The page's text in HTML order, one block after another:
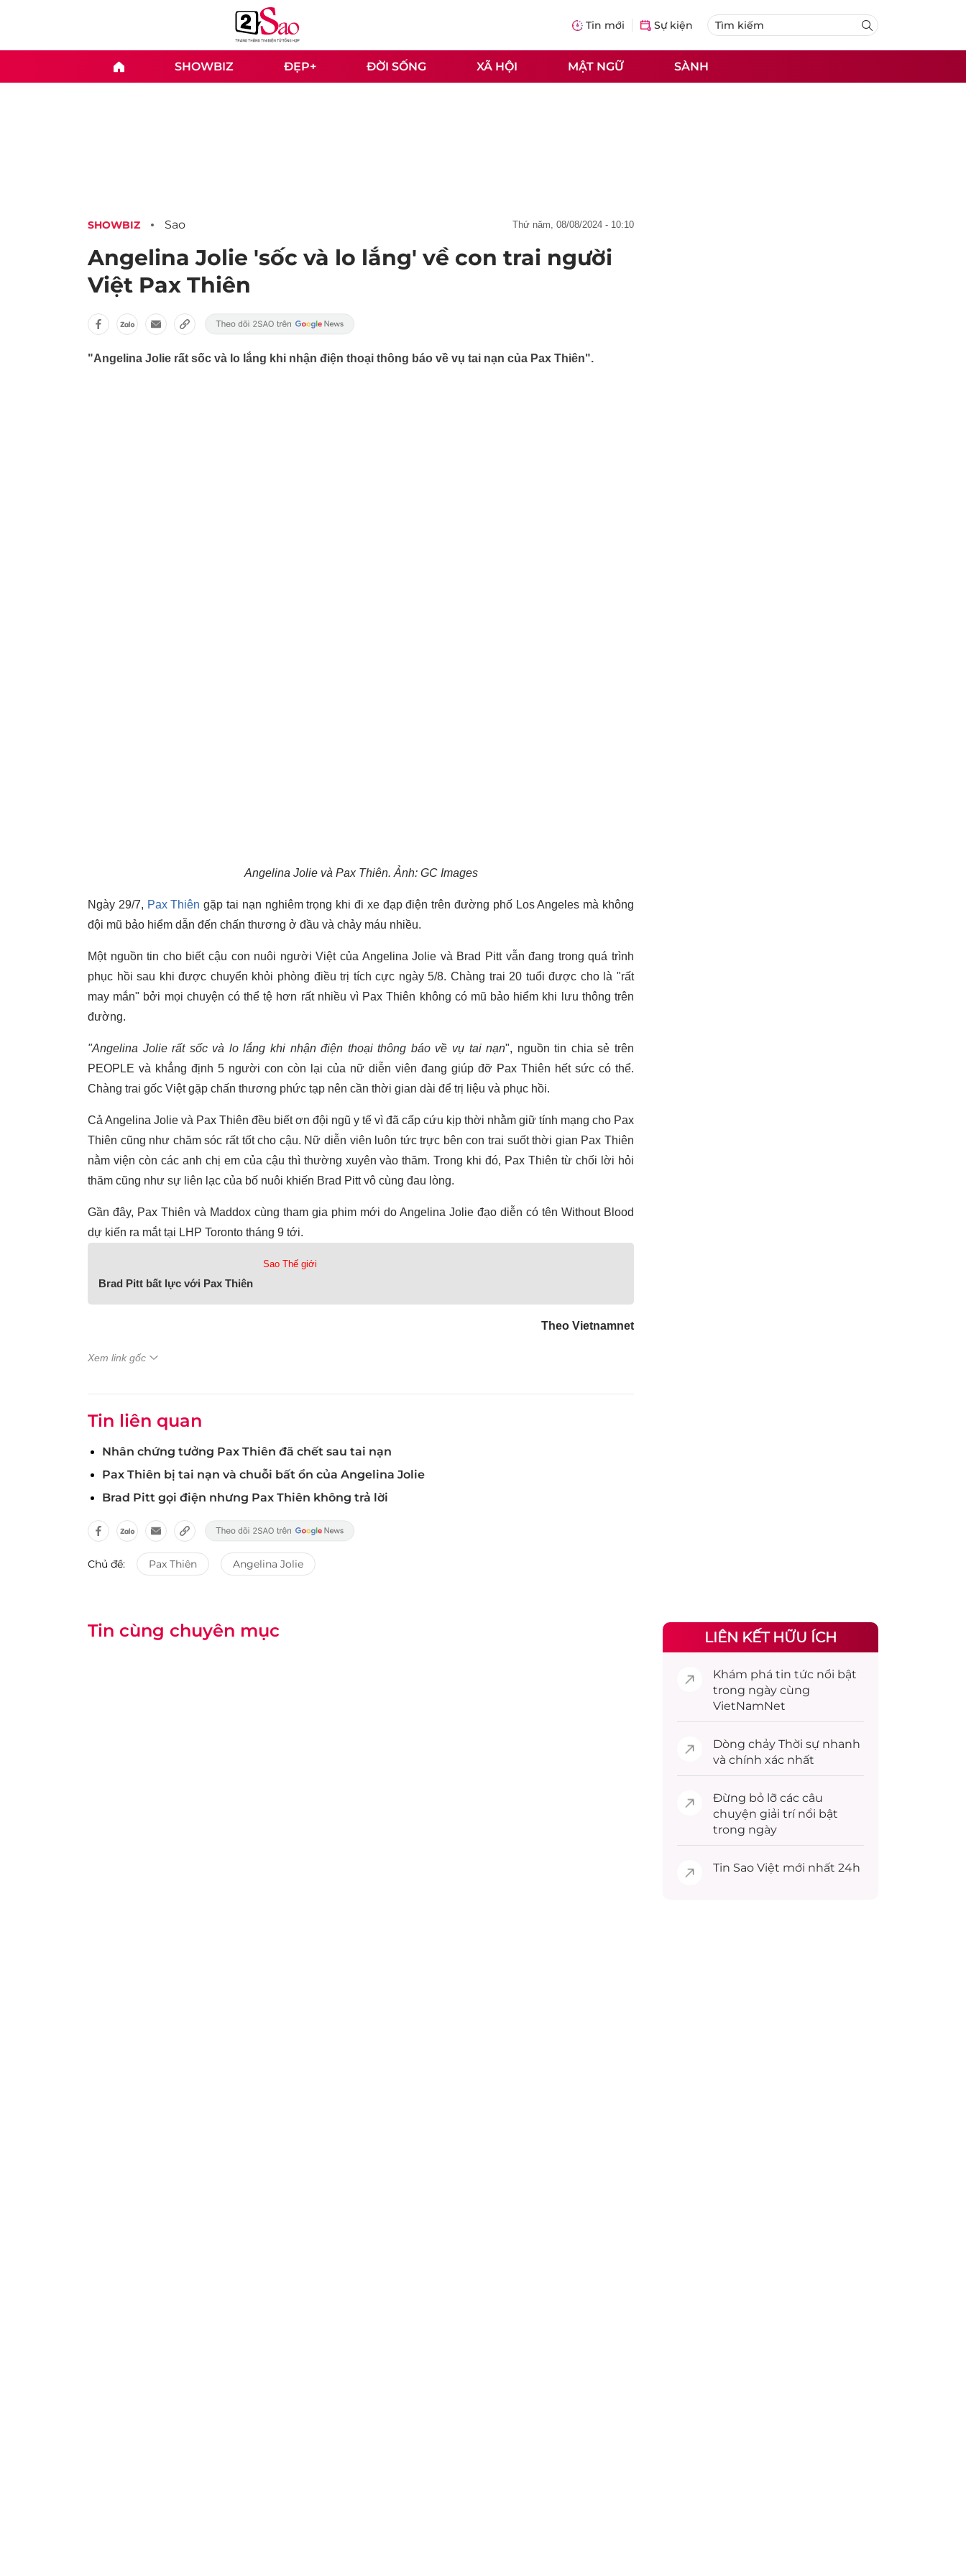
Tin mới Sự kiện
SHOWBIZ ĐẸP+ ĐỜI SỐNG XÃ HỘI MẬT NGỮ SÀNH
SHOWBIZ Sao thứ năm, 08/08/2024 - 10:10
Angelina Jolie 'sốc và lo lắng' về con trai người
Việt Pax Thiên
"Angelina Jolie rất sốc và lo lắng khi nhận điện thoại thông báo về vụ tai nạn của Pax Thiên".
Angelina Jolie và Pax Thiên. Ảnh: GC Images
Ngày 29/7, Pax Thiên gặp tai nạn nghiêm trọng khi đi xe đạp điện trên đường phố Los Angeles mà không
đội mũ bảo hiểm dẫn đến chấn thương ở đầu và chảy máu nhiều.
Một nguồn tin cho biết cậu con nuôi người Việt của Angelina Jolie và Brad Pitt vẫn đang trong quá trình
phục hồi sau khi được chuyển khỏi phòng điều trị tích cực ngày 5/8. Chàng trai 20 tuổi được cho là "rất
may mắn" bởi mọi chuyện có thể tệ hơn rất nhiều vì Pax Thiên không có mũ bảo hiểm khi lưu thông trên
đường.
"Angelina Jolie rất sốc và lo lắng khi nhận điện thoại thông báo về vụ tai nạn", nguồn tin chia sẻ trên
PEOPLE và khẳng định 5 người con còn lại của nữ diễn viên đang giúp đỡ Pax Thiên hết sức có thể.
Chàng trai gốc Việt gặp chấn thương phức tạp nên cần thời gian dài để trị liệu và phục hồi.
Cả Angelina Jolie và Pax Thiên đều biết ơn đội ngũ y tế vì đã cấp cứu kịp thời nhằm giữ tính mạng cho Pax
Thiên cũng như chăm sóc rất tốt cho cậu. Nữ diễn viên luôn tức trực bên con trai suốt thời gian Pax Thiên
nằm viện còn các anh chị em của cậu thì thường xuyên vào thăm. Trong khi đó, Pax Thiên từ chối lời hỏi
thăm cũng như sự liên lạc của bố nuôi khiến Brad Pitt vô cùng đau lòng.
Gần đây, Pax Thiên và Maddox cùng tham gia phim mới do Angelina Jolie đạo diễn có tên Without Blood
dự kiến ra mắt tại LHP Toronto tháng 9 tới.
Sao Thế giới
Brad Pitt bất lực với Pax Thiên
Theo Vietnamnet
Xem link gốc
Tin liên quan
Nhân chứng tưởng Pax Thiên đã chết sau tai nạn
Pax Thiên bị tai nạn và chuỗi bất ổn của Angelina Jolie
Brad Pitt gọi điện nhưng Pax Thiên không trả lời
Chủ đề: Pax Thiên Angelina Jolie
Tin cùng chuyên mục LIÊN KẾT HỮU ÍCH
Khám phá tin tức nổi bật
trong ngày cùng
VietNamNet
Dòng chảy Thời sự nhanh
và chính xác nhất
Đừng bỏ lỡ các câu
chuyện giải trínổi bật
trong ngày
Tin Sao Việt mới nhất 24h